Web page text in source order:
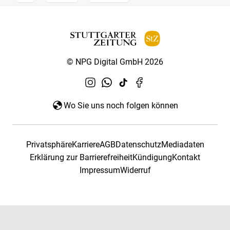
© NPG Digital GmbH 2026
Wo Sie uns noch folgen können
PrivatsphäreKarriereAGBDatenschutzMediadaten
Erklärung zur BarrierefreiheitKündigungKontakt
ImpressumWiderruf